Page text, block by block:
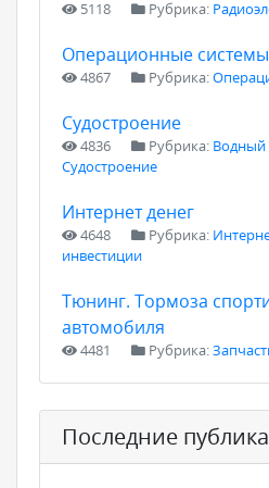
5118 Рубрика:
Операционные
4867 Рубрика:
Судостроение
4836 Рубрика: Водный
Судостроение
Интернет денег
4648 Рубрика:
инвестиции
Тюнинг. Тормоза
автомобиля
4481 Рубрика:
Последние